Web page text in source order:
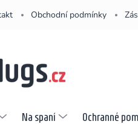
Obchodní podmínky
Na spaní Ochranné